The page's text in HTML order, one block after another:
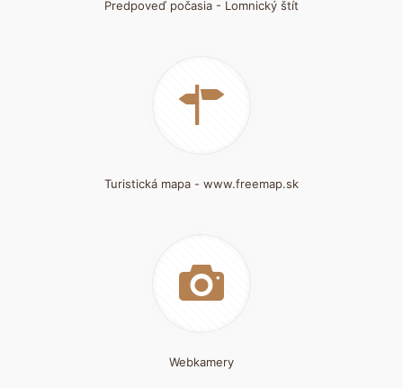
Predpoveď počasia - Lomnický štít
Turistická mapa - www.freemap.sk
Webkamery